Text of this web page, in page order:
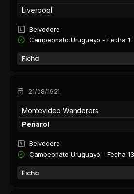
Liverpool
Belvedere
Campeonato Uruguayo - Fecha 1
Ficha
21/08/1921
Montevideo Wanderers
Peñarol
Belvedere
Campeonato Uruguayo - Fecha 13
Ficha